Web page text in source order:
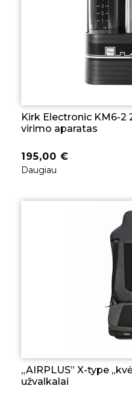
Kirk Electronic KM6-2
virimo aparatas
195,00 €
Daugiau
„AIRPLUS” X-type
užvalkalai